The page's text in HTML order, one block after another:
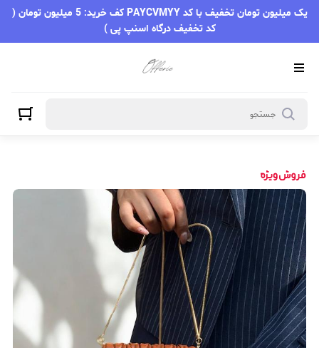
یک میلیون تومان تخفیف با کد PAYCVMYY کف خرید: 5 میلیون تومان (
کد تخفیف درگاه اسنپ پی )